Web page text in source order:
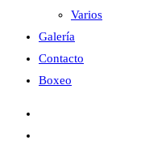
Varios
Galería
Contacto
Boxeo